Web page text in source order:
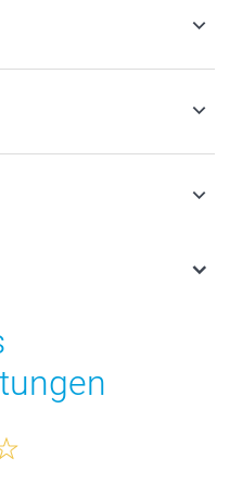
(€) inkl. MwSt. und zzgl.